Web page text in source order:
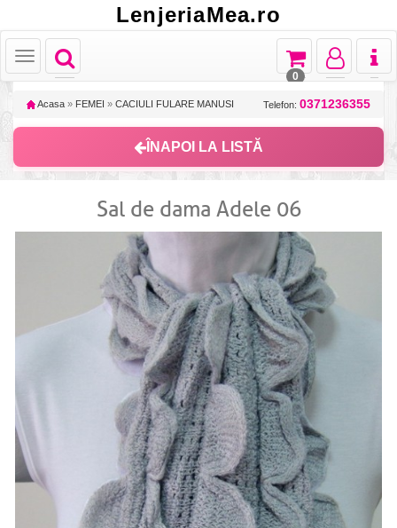
LenjeriaMea.ro
Toggle
navigation
Toggle
Toggle
navigation
Toggle
navigation
Toggle
navigation
0
Acasa » FEMEI » CACIULI FULARE MANUSI Telefon: 0371236355
ÎNAPOI LA LISTĂ
Sal de dama Adele 06